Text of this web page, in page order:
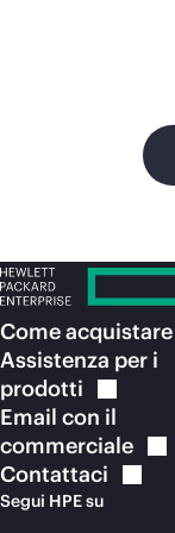
Comeacquistare
Assistenza per i
prodotti
Email con il
commerciale
Contattaci
Segui HPE su